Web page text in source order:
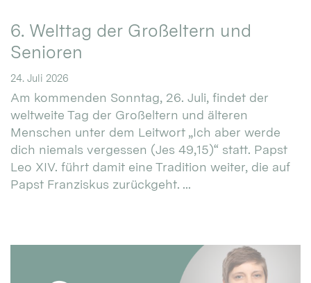
6. Welttag der Großeltern und
Senioren
24. Juli 2026
Am kommenden Sonntag, 26. Juli, findet der
weltweite Tag der Großeltern und älteren
Menschen unter dem Leitwort „Ich aber werde
dich niemals vergessen (Jes 49,15)“ statt. Papst
Leo XIV. führt damit eine Tradition weiter, die auf
Papst Franziskus zurückgeht. ...